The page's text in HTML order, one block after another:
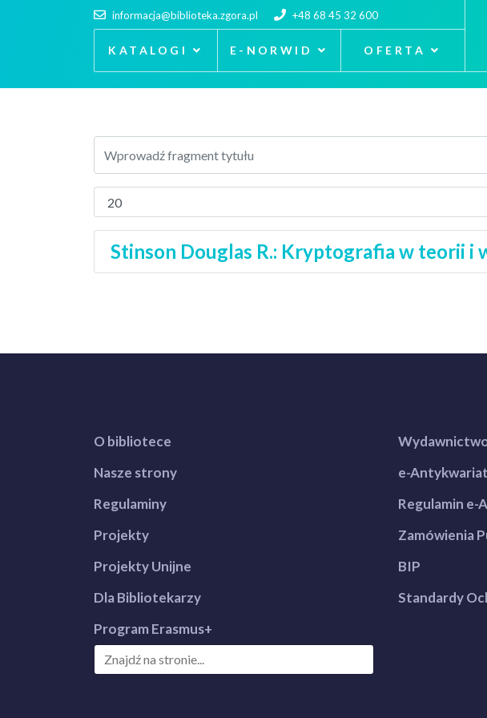
informacja@biblioteka.zgora.pl +48 68 45 32 600
KATALOGI E-NORWID OFERTA
Stinson Douglas R.: Kryptografia w teorii i
O bibliotece
Nasze strony
Regulaminy
Projekty
Projekty Unijne
Dla Bibliotekarzy
Program Erasmus+
e-Antykwariat
Regulamin
Zamówienia
BIP
Standardy